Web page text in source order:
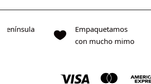
Empaquetamos
con mucho mimo